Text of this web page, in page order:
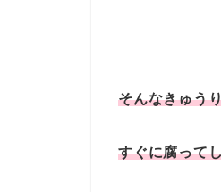
そんなきゅう
すぐに腐って